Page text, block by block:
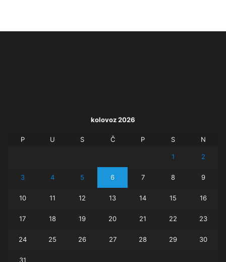
kolovoz 2026
P U S Č P S N
1 2
3 4 5 6 7 8 9
10 11 12 13 14 15 16
17 18 19 20 21 22 23
24 25 26 27 28 29 30
31